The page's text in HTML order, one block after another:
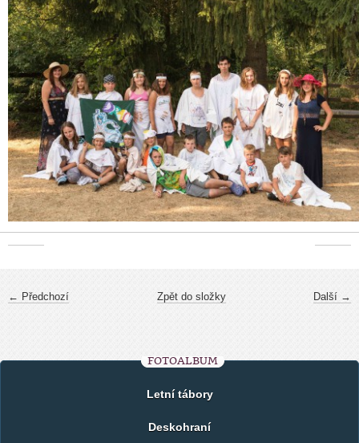
← Předchozí Další →
Zpět do složky
FOTOALBUM
Letní tábory
Deskohraní